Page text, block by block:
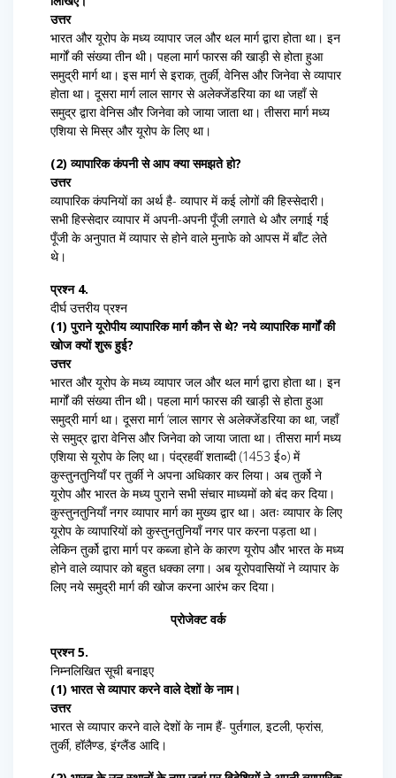
उत्तर
भारत और यूरोप के मध्य व्यापार जल और थल मार्ग द्वारा होता था। इन
मार्गों की संख्या तीन थी। पहला मार्ग फारस की खाड़ी से होता हुआ
समुद्री मार्ग था। इस मार्ग से इराक, तुर्की, वेनिस और जिनेवा से व्यापार
होता था। दूसरा मार्ग लाल सागर से अलेक्जेंडरिया का था जहाँ से
समुद्र द्वारा वेनिस और जिनेवा को जाया जाता था। तीसरा मार्ग मध्य
एशिया से मिस्र और यूरोप के लिए था।
(2) व्यापारिक कंपनी से आप क्या समझते हो?
उत्तर
व्यापारिक कंपनियों का अर्थ है- व्यापार में कई लोगों की हिस्सेदारी।
सभी हिस्सेदार व्यापार में अपनी-अपनी पूँजी लगाते थे और लगाई गई
पूँजी के अनुपात में व्यापार से होने वाले मुनाफे को आपस में बाँट लेते
थे।
प्रश्न 4.
दीर्घ उत्तरीय प्रश्न
(1) पुराने यूरोपीय व्यापारिक मार्ग कौन से थे? नये व्यापारिक मार्गों की
खोज क्यों शुरू हुई?
उत्तर
भारत और यूरोप के मध्य व्यापार जल और थल मार्ग द्वारा होता था। इन
मार्गों की संख्या तीन थी। पहला मार्ग फारस की खाड़ी से होता हुआ
समुद्री मार्ग था। दूसरा मार्ग ‘लाल सागर से अलेक्जेंडरिया का था, जहाँ
से समुद्र द्वारा वेनिस और जिनेवा को जाया जाता था। तीसरा मार्ग मध्य
एशिया से यूरोप के लिए था। पंद्रहवीं शताब्दी (1453 ई०) में
कुस्तुनतुनियाँ पर तुर्की ने अपना अधिकार कर लिया। अब तुर्को ने
यूरोप और भारत के मध्य पुराने सभी संचार माध्यमों को बंद कर दिया।
कुस्तुनतुनियाँ नगर व्यापार मार्ग का मुख्य द्वार था। अतः व्यापार के लिए
यूरोप के व्यापारियों को कुस्तुनतुनियाँ नगर पार करना पड़ता था।
लेकिन तुर्को द्वारा मार्ग पर कब्जा होने के कारण यूरोप और भारत के मध्य
होने वाले व्यापार को बहुत धक्का लगा। अब यूरोपवासियों ने व्यापार के
लिए नये समुद्री मार्ग की खोज करना आरंभ कर दिया।
प्रोजेक्ट वर्क
प्रश्न 5.
निम्नलिखित सूची बनाइए
(1) भारत से व्यापार करने वाले देशों के नाम।
उत्तर
भारत से व्यापार करने वाले देशों के नाम हैं- पुर्तगाल, इटली, फ्रांस,
तुर्की, हॉलैण्ड, इंग्लैंड आदि।